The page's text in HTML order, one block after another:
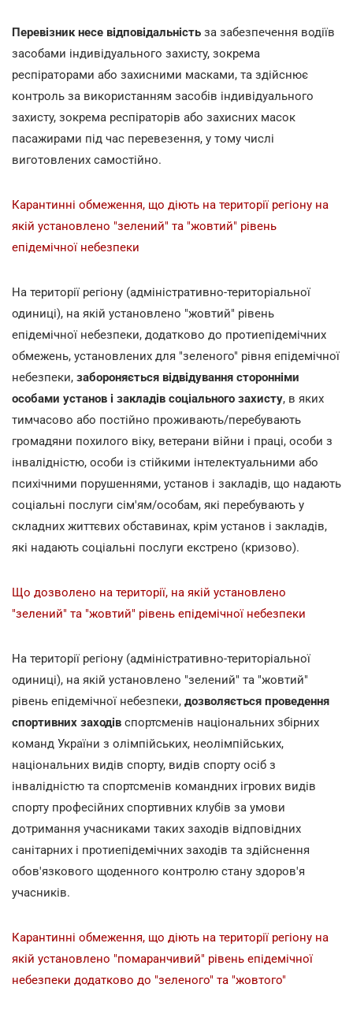
Перевізник несе відповідальність за забезпечення водіїв
засобами індивідуального захисту, зокрема
респіраторами або захисними масками, та здійснює
контроль за використанням засобів індивідуального
захисту, зокрема респіраторів або захисних масок
пасажирами під час перевезення, у тому числі
виготовлених самостійно.
Карантинні обмеження, що діють на території регіону на
якій установлено "зелений" та "жовтий" рівень
епідемічної небезпеки
На території регіону (адміністративно-територіальної
одиниці), на якій установлено "жовтий" рівень
епідемічної небезпеки, додатково до протиепідемічних
обмежень, установлених для "зеленого" рівня епідемічної
небезпеки, забороняється відвідування сторонніми
особами установ і закладів соціального захисту, в яких
тимчасово або постійно проживають/перебувають
громадяни похилого віку, ветерани війни і праці, особи з
інвалідністю, особи із стійкими інтелектуальними або
психічними порушеннями, установ і закладів, що надають
соціальні послуги сім'ям/особам, які перебувають у
складних життєвих обставинах, крім установ і закладів,
які надають соціальні послуги екстрено (кризово).
Що дозволено на території, на якій установлено
"зелений" та "жовтий" рівень епідемічної небезпеки
На території регіону (адміністративно-територіальної
одиниці), на якій установлено "зелений" та "жовтий"
рівень епідемічної небезпеки, дозволяється проведення
спортивних заходів спортсменів національних збірних
команд України з олімпійських, неолімпійських,
національних видів спорту, видів спорту осіб з
інвалідністю та спортсменів командних ігрових видів
спорту професійних спортивних клубів за умови
дотримання учасниками таких заходів відповідних
санітарних і протиепідемічних заходів та здійснення
обов'язкового щоденного контролю стану здоров'я
учасників.
Карантинні обмеження, що діють на території регіону на
якій установлено "помаранчивий" рівень епідемічної
небезпеки додатково до "зеленого" та "жовтого"